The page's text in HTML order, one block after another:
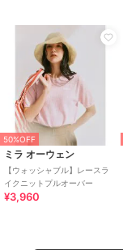
50%OFF
ミラ オーウェン
【ウォッシャブル】レースラ
イクニットプルオーバー
¥3,960